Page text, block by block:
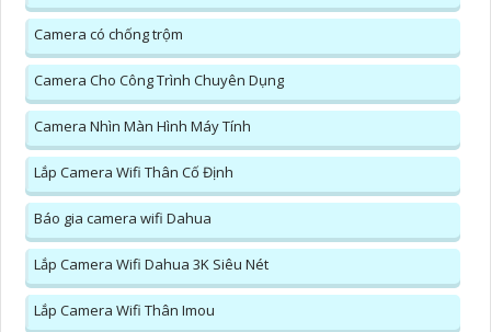
Camera có chống trộm
Camera Cho Công Trình Chuyên Dụng
Camera Nhìn Màn Hình Máy Tính
Lắp Camera Wifi Thân Cố Định
Báo gia camera wifi Dahua
Lắp Camera Wifi Dahua 3K Siêu Nét
Lắp Camera Wifi Thân Imou